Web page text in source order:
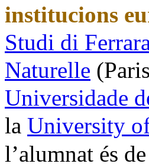
institucions
Studi di Ferrara
Naturelle
Universidade
la University
l’alumnat és